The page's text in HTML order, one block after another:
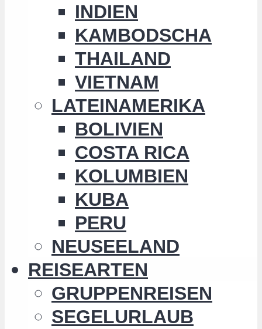
INDIEN
KAMBODSCHA
THAILAND
VIETNAM
LATEINAMERIKA
BOLIVIEN
COSTA RICA
KOLUMBIEN
KUBA
PERU
NEUSEELAND
REISEARTEN
GRUPPENREISEN
SEGELURLAUB